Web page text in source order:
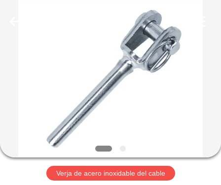
NOSOTROS
VIAJE
Verja de acero inoxidable del cable